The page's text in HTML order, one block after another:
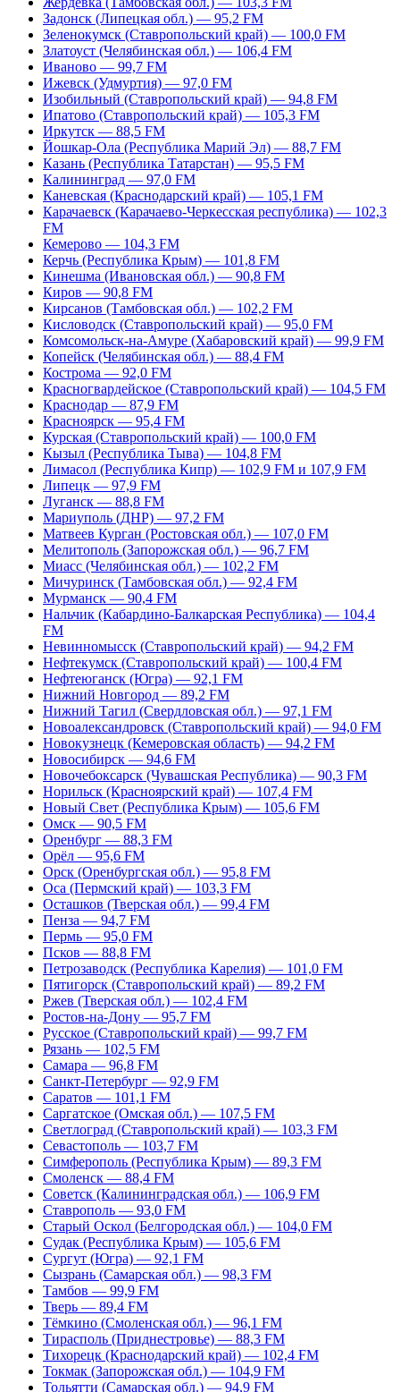
Задонск (Липецкая обл.) — 95,2 FM
Зеленокумск (Ставропольский край) — 100,0 FM
Златоуст (Челябинская обл.) — 106,4 FM
Иваново — 99,7 FM
Ижевск (Удмуртия) — 97,0 FM
Изобильный (Ставропольский край) — 94,8 FM
Ипатово (Ставропольский край) — 105,3 FM
Иркутск — 88,5 FM
Йошкар-Ола (Республика Марий Эл) — 88,7 FM
Казань (Республика Татарстан) — 95,5 FM
Калининград — 97,0 FM
Каневская (Краснодарский край) — 105,1 FM
Карачаевск (Карачаево-Черкесская республика) — 102,3
FM
Кемерово — 104,3 FM
Керчь (Республика Крым) — 101,8 FM
Кинешма (Ивановская обл.) — 90,8 FM
Киров — 90,8 FM
Кирсанов (Тамбовская обл.) — 102,2 FM
Кисловодск (Ставропольский край) — 95,0 FM
Комсомольск-на-Амуре (Хабаровский край) — 99,9 FM
Копейск (Челябинская обл.) — 88,4 FM
Кострома — 92,0 FM
Красногвардейское (Ставропольский край) — 104,5 FM
Краснодар — 87,9 FM
Красноярск — 95,4 FM
Курская (Ставропольский край) — 100,0 FM
Кызыл (Республика Тыва) — 104,8 FM
Лимасол (Республика Кипр) — 102,9 FM и 107,9 FM
Липецк — 97,9 FM
Луганск — 88,8 FM
Мариуполь (ДНР) — 97,2 FM
Матвеев Курган (Ростовская обл.) — 107,0 FM
Мелитополь (Запорожская обл.) — 96,7 FM
Миасс (Челябинская обл.) — 102,2 FM
Мичуринск (Тамбовская обл.) — 92,4 FM
Мурманск — 90,4 FM
Нальчик (Кабардино-Балкарская Республика) — 104,4
FM
Невинномысск (Ставропольский край) — 94,2 FM
Нефтекумск (Ставропольский край) — 100,4 FM
Нефтеюганск (Югра) — 92,1 FM
Нижний Новгород — 89,2 FM
Нижний Тагил (Свердловская обл.) — 97,1 FM
Новоалександровск (Ставропольский край) — 94,0 FM
Новокузнецк (Кемеровская область) — 94,2 FM
Новосибирск — 94,6 FM
Новочебоксарск (Чувашская Республика) — 90,3 FM
Норильск (Красноярский край) — 107,4 FM
Новый Свет (Республика Крым) — 105,6 FM
Омск — 90,5 FM
Оренбург — 88,3 FM
Орёл — 95,6 FM
Орск (Оренбургская обл.) — 95,8 FM
Оса (Пермский край) — 103,3 FM
Осташков (Тверская обл.) — 99,4 FM
Пенза — 94,7 FM
Пермь — 95,0 FM
Псков — 88,8 FM
Петрозаводск (Республика Карелия) — 101,0 FM
Пятигорск (Ставропольский край) — 89,2 FM
Ржев (Тверская обл.) — 102,4 FM
Ростов-на-Дону — 95,7 FM
Русское (Ставропольский край) — 99,7 FM
Рязань — 102,5 FM
Самара — 96,8 FM
Санкт-Петербург — 92,9 FM
Саратов — 101,1 FM
Саргатское (Омская обл.) — 107,5 FM
Светлоград (Ставропольский край) — 103,3 FM
Севастополь — 103,7 FM
Симферополь (Республика Крым) — 89,3 FM
Смоленск — 88,4 FM
Советск (Калининградская обл.) — 106,9 FM
Ставрополь — 93,0 FM
Старый Оскол (Белгородская обл.) — 104,0 FM
Судак (Республика Крым) — 105,6 FM
Сургут (Югра) — 92,1 FM
Сызрань (Самарская обл.) — 98,3 FM
Тамбов — 99,9 FM
Тверь — 89,4 FM
Тёмкино (Смоленская обл.) — 96,1 FM
Тирасполь (Приднестровье) — 88,3 FM
Тихорецк (Краснодарский край) — 102,4 FM
Токмак (Запорожская обл.) — 104,9 FM
Тольятти (Самарская обл.) — 94,9 FM